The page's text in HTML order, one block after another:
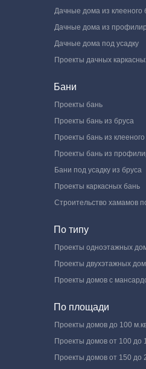
Дачные дома из клееного
Дачные дома из
Дачные дома под усадку
Проекты дачных
Бани
Проекты бань
Проекты бань из бруса
Проекты бань из
Проекты бань из
Бани под усадку из бруса
Проекты каркасных бань
Строительство хамамов
По типу
Проекты одноэтажных
Проекты двухэтажных
Проекты домов с
По площади
Проекты домов до 100
Проекты домов от 100 до
Проекты домов от 150 до